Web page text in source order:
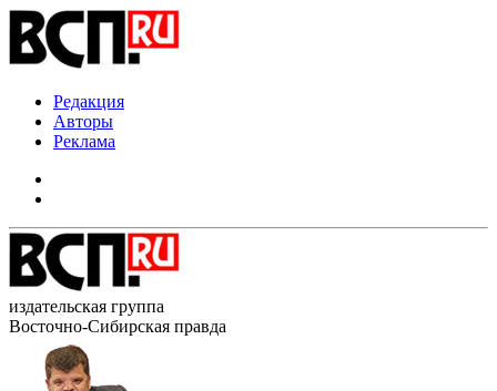
Редакция
Авторы
Реклама
издательская группа
Восточно-Сибирская правда